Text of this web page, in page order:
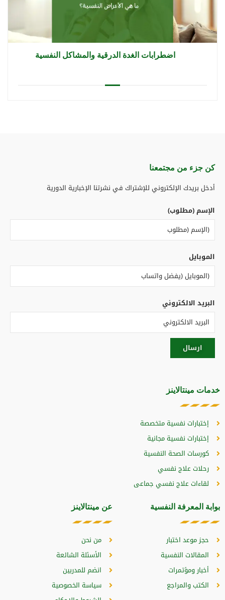
اضطرابات الغدة الدرقية والمشاكل النفسية
عن مينتالاينز
من نحن
الأسئلة الشائعة
انضم للمدربين
سياسة الخصوصية
بوابة المعرفة النفسية
حجز موعد اختبار
المقالات النفسية
أخبار ومؤتمرات
الكتب والمراجع
خدمات مينتالاينز
إختبارات نفسية متخصصة
إختبارات نفسية مجانية
كورسات الصحة النفسية
رحلات علاج نفسي
لقاءات علاج نفسي جماعى
كن جزء من مجتمعنا​
أدخل بريدك الإلكتروني للإشتراك في نشرتنا الإخبارية الدورية
الإسم (مطلوب)
الموبايل
البريد الالكتروني